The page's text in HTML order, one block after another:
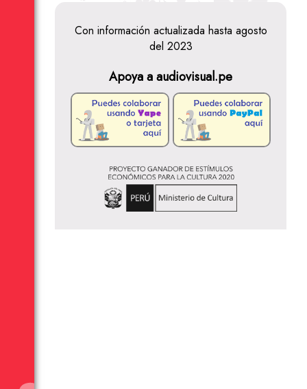
Con información actualizada hasta agosto
del 2023
Apoya a audiovisual.pe